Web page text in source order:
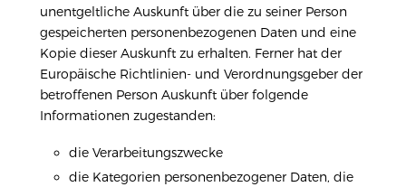
unentgeltliche Auskunft über die zu seiner Person
gespeicherten personenbezogenen Daten und eine
Kopie dieser Auskunft zu erhalten. Ferner hat der
Europäische Richtlinien- und Verordnungsgeber der
betroffenen Person Auskunft über folgende
Informationen zugestanden:
die Verarbeitungszwecke
die Kategorien personenbezogener Daten, die